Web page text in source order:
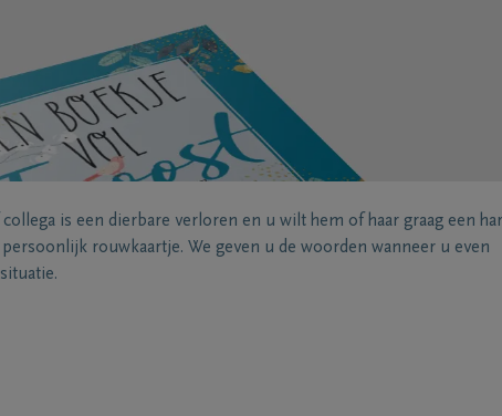
is een dierbare verloren en u wilt hem of haar graag een
rouwkaartje. We geven u de woorden wanneer u even